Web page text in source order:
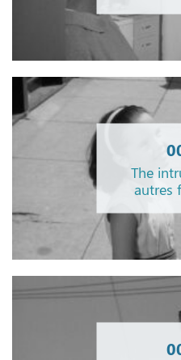
The
autres